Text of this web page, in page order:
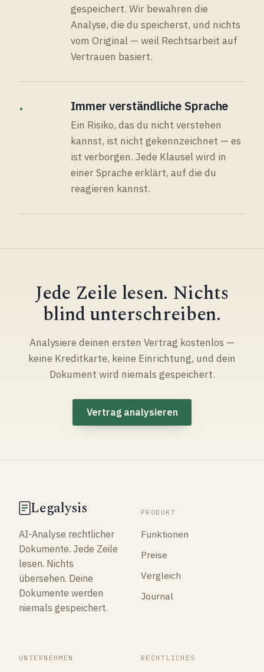
gespeichert. Wir bewahren die
Analyse, die du speicherst, und nichts
vom Original — weil Rechtsarbeit auf
Vertrauen basiert.
· Immer verständliche Sprache
Ein Risiko, das du nicht verstehen
kannst, ist nicht gekennzeichnet — es
ist verborgen. Jede Klausel wird in
einer Sprache erklärt, auf die du
reagieren kannst.
Jede Zeile lesen. Nichts
blind unterschreiben.
Analysiere deinen ersten Vertrag kostenlos —
keine Kreditkarte, keine Einrichtung, und dein
Dokument wird niemals gespeichert.
Vertrag analysieren
Legalysis
AI-Analyse rechtlicher
Dokumente. Jede Zeile
lesen. Nichts
übersehen. Deine
Dokumente werden
niemals gespeichert.
PRODUKT
Funktionen
Preise
Vergleich
Journal
UNTERNEHMEN RECHTLICHES